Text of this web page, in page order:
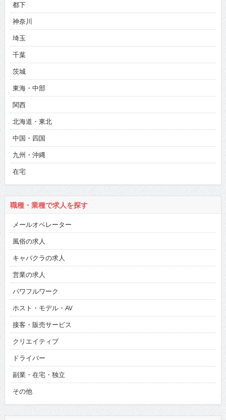
都下
神奈川
埼玉
千葉
茨城
東海・中部
関西
北海道・東北
中国・四国
九州・沖縄
在宅
職種・業種で求人を探す
メールオペレーター
風俗の求人
キャバクラの求人
営業の求人
パワフルワーク
ホスト・モデル・AV
接客・販売サービス
クリエイティブ
ドライバー
副業・在宅・独立
その他